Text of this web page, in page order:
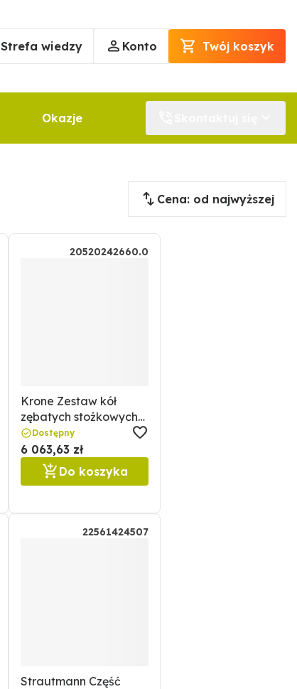
Strefa wiedzy Konto Twój koszyk
Okazje
Cena: od najwyższej
20520242660.0
Krone Zestaw kół
zębatych stożkowych
Krone 20520242660.0
Dostępny
6 063,63 zł
Do koszyka
22561424507
Strautmann Część